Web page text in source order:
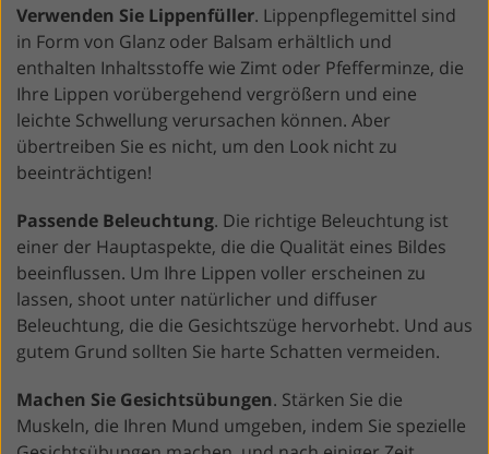
Verwenden Sie Lippenfüller. Lippenpflegemittel sind
in Form von Glanz oder Balsam erhältlich und
enthalten Inhaltsstoffe wie Zimt oder Pfefferminze, die
Ihre Lippen vorübergehend vergrößern und eine
leichte Schwellung verursachen können. Aber
übertreiben Sie es nicht, um den Look nicht zu
beeinträchtigen!
Passende Beleuchtung. Die richtige Beleuchtung ist
einer der Hauptaspekte, die die Qualität eines Bildes
beeinflussen. Um Ihre Lippen voller erscheinen zu
lassen, shoot unter natürlicher und diffuser
Beleuchtung, die die Gesichtszüge hervorhebt. Und aus
gutem Grund sollten Sie harte Schatten vermeiden.
Machen Sie Gesichtsübungen. Stärken Sie die
Muskeln, die Ihren Mund umgeben, indem Sie spezielle